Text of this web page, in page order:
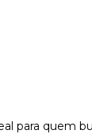
para quem